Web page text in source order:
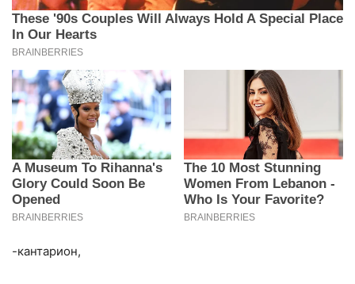
-кантарион,